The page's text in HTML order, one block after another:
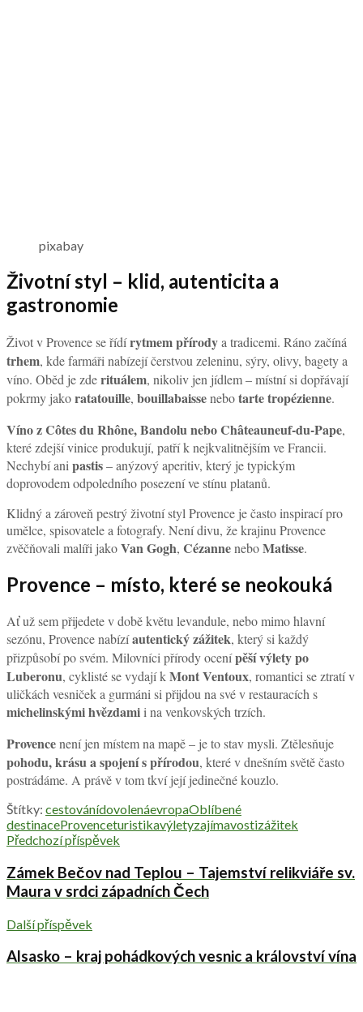
pixabay
Životní styl – klid, autenticita a
gastronomie
Život v Provence se řídírytmem přírodya tradicemi. Ráno začíná
trhem, kde farmáři nabízejí čerstvou zeleninu, sýry, olivy, bagety a
víno. Oběd je zderituálem, nikoliv jen jídlem – místní si dopřávají
pokrmy jakoratatouille, bouillabaissenebotarte tropézienne.
Víno z Côtes du Rhône, Bandolu nebo Châteauneuf-du-Pape,
které zdejší vinice produkují, patří k nejkvalitnějším ve Francii.
Nechybí ani pastis– anýzový aperitiv, který je typickým
doprovodem odpoledního posezení ve stínu platanů.
Klidný a zároveň pestrý životní styl Provence je často inspirací pro
umělce, spisovatele a fotografy. Není divu, že krajinu Provence
zvěčňovali malíři jakoVan Gogh, CézanneneboMatisse.
Provence – místo, které se neokouká
Ať už sem přijedete v době květu levandule, nebo mimo hlavní
sezónu, Provence nabízíautentický zážitek, který si každý
přizpůsobí po svém. Milovníci přírody ocenípěší výlety po
Luberonu, cyklisté se vydají kMont Ventoux, romantici se ztratí v
uličkách vesniček a gurmáni si přijdou na své v restauracích s
michelinskými hvězdamii na venkovských trzích.
Provencenení jen místem na mapě – je to stav mysli. Ztělesňuje
pohodu, krásu a spojení s přírodou, které v dnešním světě často
postrádáme. A právě v tom tkví její jedinečné kouzlo.
Štítky: cestovánídovolenáevropaOblíbené
destinaceProvenceturistikavýletyzajímavostizážitek
Předchozí příspěvek
Zámek Bečov nad Teplou – Tajemství relikviáře sv.
Maura v srdci západních Čech
Další příspěvek
Alsasko – kraj pohádkových vesnic a království vína